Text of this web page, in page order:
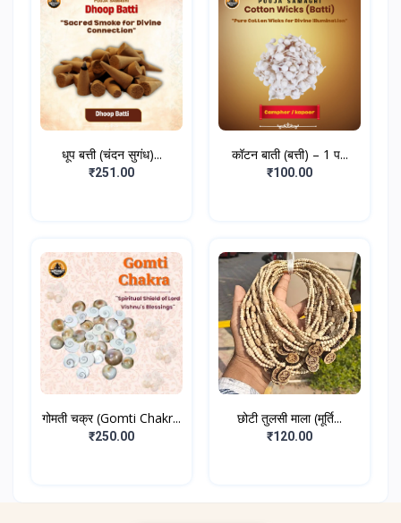
धूप बत्ती (चंदन सुगंध)...
₹251.00
कॉटन बाती (बत्ती) – 1 प...
₹100.00
गोमती चक्र (Gomti Chakr...
₹250.00
छोटी तुलसी माला (मूर्ति...
₹120.00